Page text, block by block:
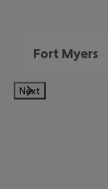
Fort Myers
Next